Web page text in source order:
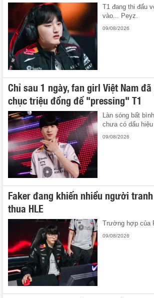
T1 đang thi đấu
vào... Peyz.
09/08/2026
Chỉ sau 1 ngày, fan girl Việt Nam
chục triệu đồng để "pressing" T1
Làn sóng bất
chưa có dấu hiệu
09/08/2026
Faker đang khiến nhiều người
thua HLE
Trường hợp của
09/08/2026